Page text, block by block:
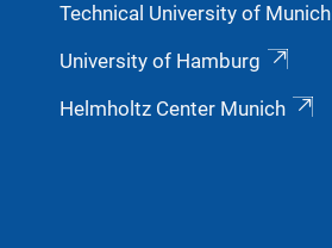
Technical University of Munich
University of Hamburg
Helmholtz Center Munich